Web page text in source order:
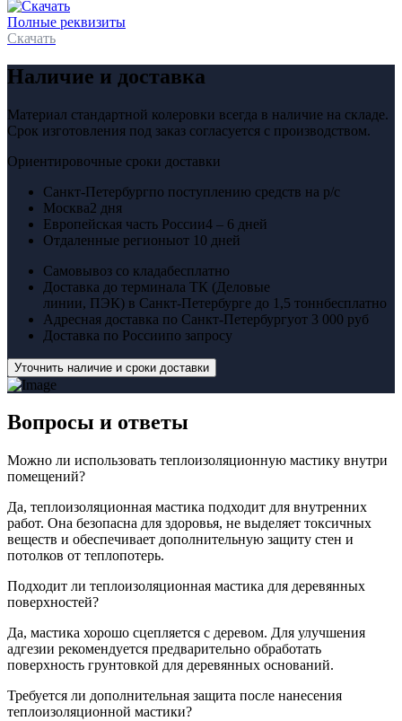
Полные реквизиты
Скачать
Наличие и доставка
Материал стандартной колеровки всегда в наличие на складе.
Срок изготовления под заказ согласуется с производством.
Ориентировочные сроки доставки
Санкт-Петербургпо поступлению средств на р/с
Москва2 дня
Европейская часть России4 – 6 дней
Отдаленные регионыот 10 дней
Самовывоз со кладабесплатно
Доставка до терминала ТК (Деловые
линии, ПЭК) в Санкт-Петербурге до 1,5 тоннбесплатно
Адресная доставка по Санкт-Петербургуот 3 000 руб
Доставка по Россиипо запросу
Уточнить наличие и сроки доставки
Вопросы и ответы
Можно ли использовать теплоизоляционную мастику внутри
помещений?
Да, теплоизоляционная мастика подходит для внутренних
работ. Она безопасна для здоровья, не выделяет токсичных
веществ и обеспечивает дополнительную защиту стен и
потолков от теплопотерь.
Подходит ли теплоизоляционная мастика для деревянных
поверхностей?
Да, мастика хорошо сцепляется с деревом. Для улучшения
адгезии рекомендуется предварительно обработать
поверхность грунтовкой для деревянных оснований.
Требуется ли дополнительная защита после нанесения
теплоизоляционной мастики?